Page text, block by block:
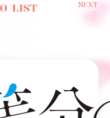
LIST NEXT